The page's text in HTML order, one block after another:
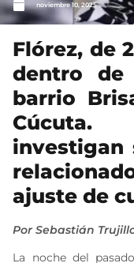
noviembre 10, 2025
Flórez, de
dentro
barrio
Cúcuta.
investigan
ajuste de
Por Sebastián
La noche del